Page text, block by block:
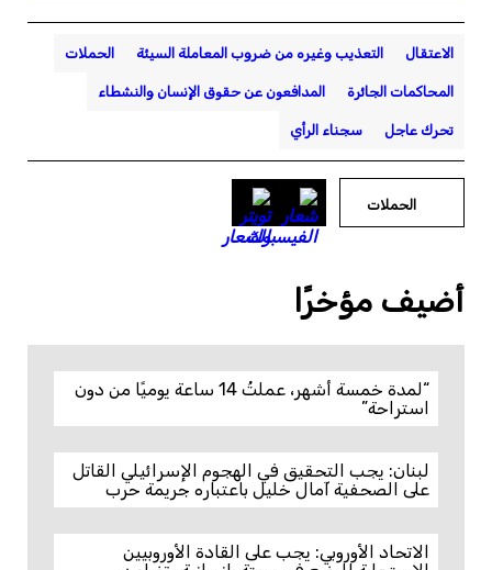
الاعتقال التعذيب وغيره من ضروب المعاملة السيئة الحملات
المحاكمات الجائرة المدافعون عن حقوق الإنسان والنشطاء
تحرك عاجل سجناء الرأي
الحملات
أضيف مؤخرًا
“لمدة خمسة أشهر، عملتُ 14 ساعة يوميًا من دون
استراحة”
لبنان: يجب التحقيق في الهجوم الإسرائيلي القاتل
على الصحفية آمال خليل باعتباره جريمة حرب
الاتحاد الأوروبي: يجب على القادة الأوروبيين